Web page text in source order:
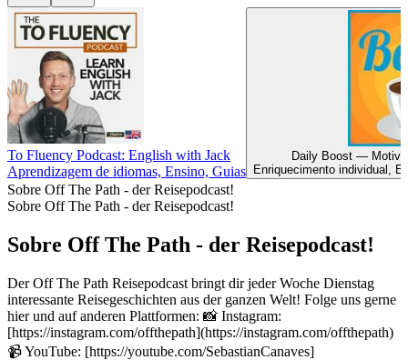
To Fluency Podcast: English with Jack
Aprendizagem de idiomas, Ensino, Guias
Daily Boost —
Enriquecimento individual,
Sobre Off The Path - der Reisepodcast!
Sobre Off The Path - der Reisepodcast!
Sobre Off The Path - der Reisepodcast!
Der Off The Path Reisepodcast bringt dir jeder Woche Dienstag
interessante Reisegeschichten aus der ganzen Welt! Folge uns gerne
hier und auf anderen Plattformen: 📸 Instagram:
[https://instagram.com/offthepath](https://instagram.com/offthepath)
📹 YouTube: [https://youtube.com/SebastianCanaves]